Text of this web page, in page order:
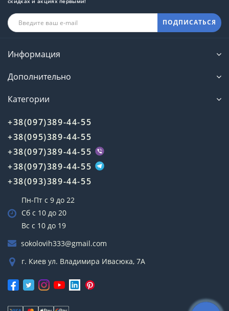
ПОДПИСАТЬСЯ
Информация
Дополнительно
Категории
+38(097)389-44-55
+38(095)389-44-55
+38(097)389-44-55
+38(097)389-44-55
+38(093)389-44-55
Пн-Пт с 9 до 22
Сб с 10 до 20
Вс с 10 до 19
sokolovih333@gmail.com
г. Киев ул. Владимира Ивасюка, 7А